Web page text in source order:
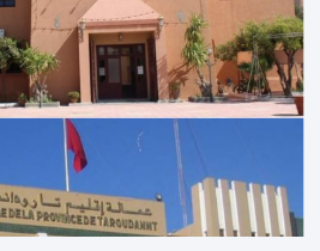
فيها
المنتظرة، في إطار تعاقد سياسي مع
الوعود الانتخابية إلى التزامات عملية […]